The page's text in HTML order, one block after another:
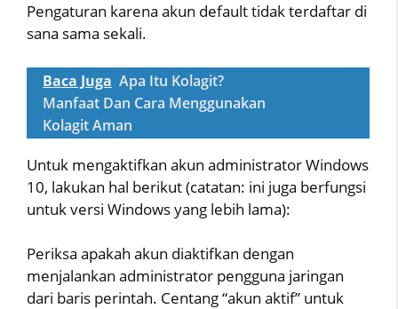
Pengaturan karena akun default tidak terdaftar di
sana sama sekali.
Baca Juga Apa Itu Kolagit?
Manfaat Dan Cara Menggunakan
Kolagit Aman
Untuk mengaktifkan akun administrator Windows
10, lakukan hal berikut (catatan: ini juga berfungsi
untuk versi Windows yang lebih lama):
Periksa apakah akun diaktifkan dengan
menjalankan administrator pengguna jaringan
dari baris perintah. Centang “akun aktif” untuk